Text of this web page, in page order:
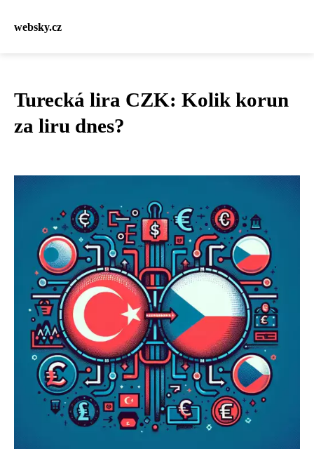
websky.cz
Turecká lira CZK: Kolik korun
za liru dnes?